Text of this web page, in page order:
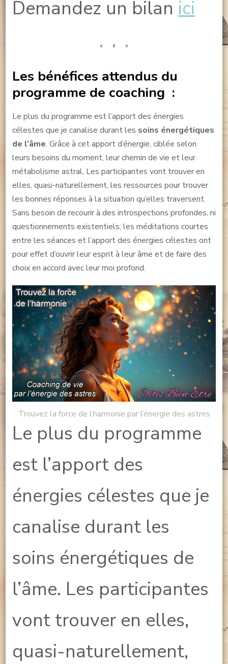
Demandez un bilan ici
Les bénéfices attendus du
programme de coaching :
Le plus du programme est l’apport des énergies
célestes que je canalise durant les soins énergétiques
de l’âme. Grâce à cet apport d’énergie, ciblée selon
leurs besoins du moment, leur chemin de vie et leur
métabolisme astral, Les participantes vont trouver en
elles, quasi-naturellement, les ressources pour trouver
les bonnes réponses à la situation qu’elles traversent.
Sans besoin de recourir à des introspections profondes, ni
questionnements existentiels, les méditations courtes
entre les séances et l’apport des énergies célestes ont
pour effet d’ouvrir leur esprit à leur âme et de faire des
choix en accord avec leur moi profond.
Trouvez la force de l’harmonie par l’énergie des astres
Le plus du programme
est l’apport des
énergies célestes que je
canalise durant les
soins énergétiques de
l’âme. Les participantes
vont trouver en elles,
quasi-naturellement,